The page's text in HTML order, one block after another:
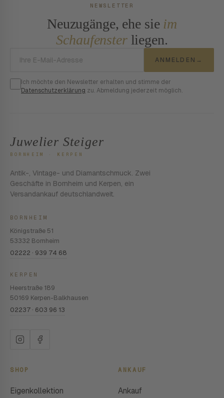
NEWSLETTER
Neuzugänge, ehe sie im
Schaufensterliegen.
ANMELDEN →
Ich möchte den Newsletter erhalten und stimme der
Datenschutzerklärung zu. Abmeldung jederzeit möglich.
Juwelier Steiger
BORNHEIM · KERPEN
Antik-, Vintage- und Diamantschmuck. Zwei
Geschäfte in Bornheim und Kerpen, ein
Versandankauf deutschlandweit.
BORNHEIM
Königstraße 51
53332 Bornheim
02222 · 939 74 68
KERPEN
Heerstraße 189
50169 Kerpen-Balkhausen
02237 · 603 96 13
SHOP
Eigenkollektion
ANKAUF
Ankauf